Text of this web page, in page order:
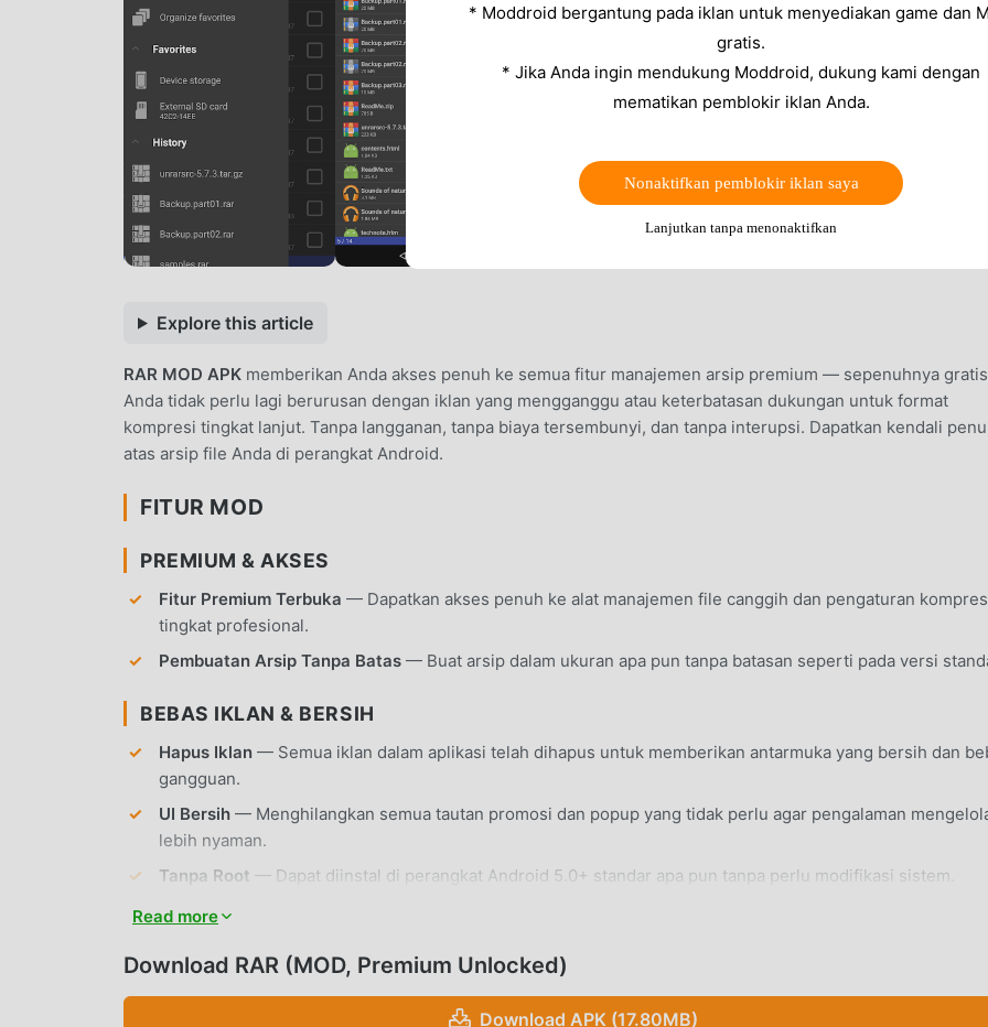
Explore this article
RAR MOD APK memberikan Anda akses penuh ke semua fitur manajemen arsip premium — sepenuhnya
Anda tidak perlu lagi berurusan dengan iklan yang mengganggu atau keterbatasan dukungan untuk format
kompresi tingkat lanjut. Tanpa langganan, tanpa biaya tersembunyi, dan tanpa interupsi. Dapatkan kendali
atas arsip file Anda di perangkat Android.
FITUR MOD
PREMIUM & AKSES
Fitur Premium Terbuka — Dapatkan akses penuh ke alat manajemen file canggih dan pengaturan
tingkat profesional.
Pembuatan Arsip Tanpa Batas — Buat arsip dalam ukuran apa pun tanpa batasan seperti pada versi
BEBAS IKLAN & BERSIH
Hapus Iklan — Semua iklan dalam aplikasi telah dihapus untuk memberikan antarmuka yang bersih dan
gangguan.
UI Bersih — Menghilangkan semua tautan promosi dan popup yang tidak perlu agar pengalaman
lebih nyaman.
Tanpa Root — Dapat diinstal di perangkat Android 5.0+ standar apa pun tanpa perlu modifikasi sistem.
FITUR APLIKASI
PEMBUATAN ARSIP
— Buat arsip RAR dan ZIP langsung dari penyimpanan perangkat Anda hanya
Read more
Download RAR (MOD, Premium Unlocked)
Download APK (17.80MB)
* Moddroid bergantung pada iklan untuk menyediakan game dan
gratis.
* Jika Anda ingin mendukung Moddroid, dukung kami dengan
mematikan pemblokir iklan Anda.
Nonaktifkan pemblokir iklan saya
Lanjutkan tanpa menonaktifkan